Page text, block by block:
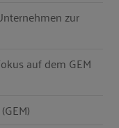
zur
auf dem GEM